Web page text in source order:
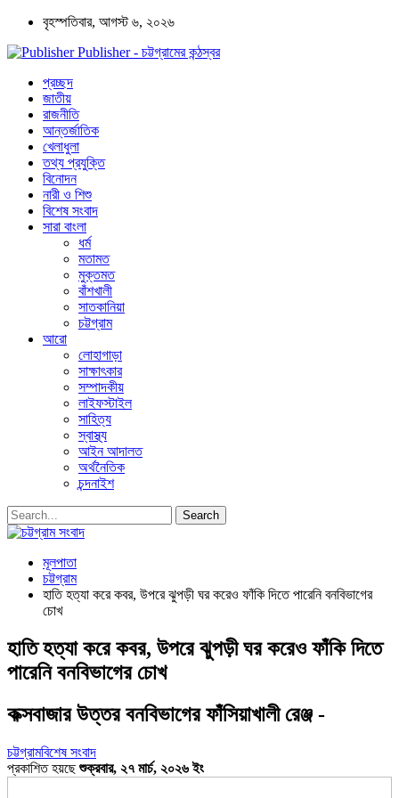
বৃহস্পতিবার, আগস্ট ৬, ২০২৬
Publisher - চট্টগ্রামের কন্ঠস্বর
প্রচ্ছদ
জাতীয়
রাজনীতি
আন্তর্জাতিক
খেলাধুলা
তথ্য প্রযুক্তি
বিনোদন
নারী ও শিশু
বিশেষ সংবাদ
সারা বাংলা
ধর্ম
মতামত
মুক্তমত
বাঁশখালী
সাতকানিয়া
চট্টগ্রাম
আরো
লোহাগাড়া
সাক্ষাৎকার
সম্পাদকীয়
লাইফস্টাইল
সাহিত্য
স্বাস্থ্য
আইন আদালত
অর্থনৈতিক
চন্দনাইশ
মূলপাতা
চট্টগ্রাম
হাতি হত্যা করে কবর, উপরে ঝুপড়ী ঘর করেও ফাঁকি দিতে পারেনি বনবিভাগের
চোখ
হাতি হত্যা করে কবর, উপরে ঝুপড়ী ঘর করেও ফাঁকি দিতে
পারেনি বনবিভাগের চোখ
কক্সবাজার উত্তর বনবিভাগের ফাঁসিয়াখালী রেঞ্জ -
চট্টগ্রামবিশেষ সংবাদ
প্রকাশিত হয়ছেশুক্রবার, ২৭ মার্চ, ২০২৬ ইং